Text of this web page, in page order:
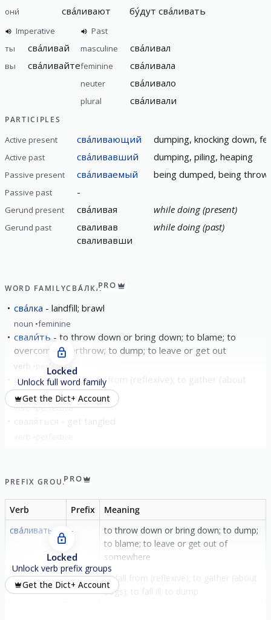
они́ сва́ливают бу́дут сва́ливать
Imperative
ты
сва́ливай
вы сва́ливайте
Past
masculine
сва́ливал
feminine сва́ливала
neuter сва́ливало
plural сва́ливали
PARTICIPLES
Active present сва́ливающий dumping, knocking down,
Active past сва́ливавший dumping, piling, heaping
Passive present сва́ливаемый being dumped, being
Passive past -
Gerund present сва́ливая while doing (present)
Gerund past
сваливав
сваливавши
while doing (past)
WORD FAMILYСВА́ЛКАPRO
сва́лка landfill; brawl
noun feminine
свали́ть
to throw down or bring down; to blame; to
overcome/overthrow; to dump; to leave or get out
verb perfective
свали́ться
fall down from (reflexive); to gather (about
dogs); to fall ill; to dump
verb perfective
сваля́ться
Locked
Unlock full word family
Get the Dict+ Account
PREFIX GROUPPRO
Verb Prefix
Meaning
сва́ливать
-
to throw down or bring down; to dump;
to blame; to leave or get out of
somewhere
сва́ливаться
-
to fall from (reflexive); to gather (about
dogs); to fall ill; to dump
Locked
Unlock verb prefix groups
Get the Dict+ Account